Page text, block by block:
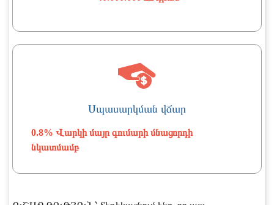
Սպասարկման վճար
0.8% Վարկի մայր գումարի մնացորդի
նկատմամբ